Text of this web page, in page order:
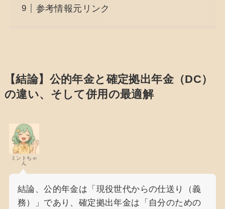
参考情報元リンク
【結論】公的年金と確定拠出年金（DC）
の違い、そして併用の最適解
ミントちゃ
ん
結論、公的年金は「現役世代からの仕送り（義
務）」であり、確定拠出年金は「自分のための